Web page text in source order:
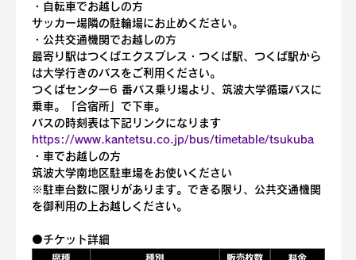
・自転車でお越しの方
サッカー場隣の駐輪場にお止めください。
・公共交通機関でお越しの方
最寄り駅はつくばエクスプレス・つくば駅、つくば駅から
は大学行きのバスをご利用ください。
つくばセンター6 番バス乗り場より、筑波大学循環バスに
乗車。「合宿所」で下車。
バスの時刻表は下記リンクになります
https://www.kantetsu.co.jp/bus/timetable/tsukuba
・車でお越しの方
筑波大学南地区駐車場をお使いください
※駐車台数に限りがあります。できる限り、公共交通機関
を御利用の上お越しください。
⚫️チケット詳細